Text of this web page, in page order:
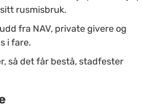
rusmisbruk.
fra NAV, private givere og
i fare.
så det får bestå, stadfester